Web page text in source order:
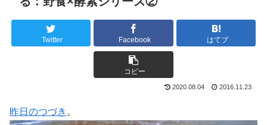
Twitter Facebook はてブ
コピー
2020.08.04 2016.11.23
昨日のつづき 。